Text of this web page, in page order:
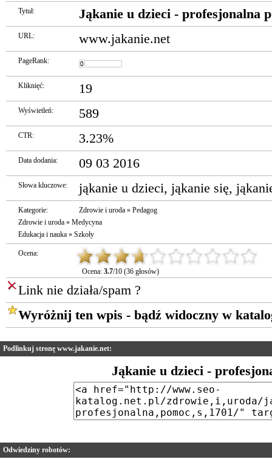
Tytuł: Jąkanie u dzieci - profesjonalna
URL: www.jakanie.net
PageRank:
Kliknięć: 19
Wyświetleń: 589
CTR: 3.23%
Data dodania: 09 03 2016
Słowa kluczowe: jąkanie u dzieci, jąkanie się,
Kategorie: Zdrowie i uroda » Pedagog
Zdrowie i uroda » Medycyna
Edukacja i nauka » Szkoły
Ocena:
Ocena: 3.7/10 (36 głosów)
Link nie działa/spam ?
Wyróżnij ten wpis - bądź widoczny w
Podlinkuj stronę www.jakanie.net:
Jąkanie u dzieci -
Odwiedziny robotów: